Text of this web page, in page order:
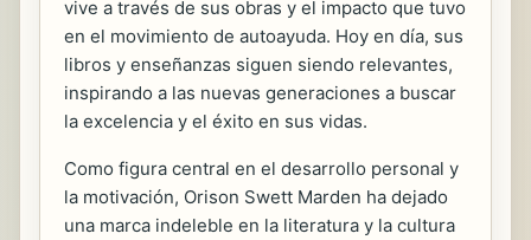
vive a través de sus obras y el impacto que tuvo
en el movimiento de autoayuda. Hoy en día, sus
libros y enseñanzas siguen siendo relevantes,
inspirando a las nuevas generaciones a buscar
la excelencia y el éxito en sus vidas.
Como figura central en el desarrollo personal y
la motivación, Orison Swett Marden ha dejado
una marca indeleble en la literatura y la cultura